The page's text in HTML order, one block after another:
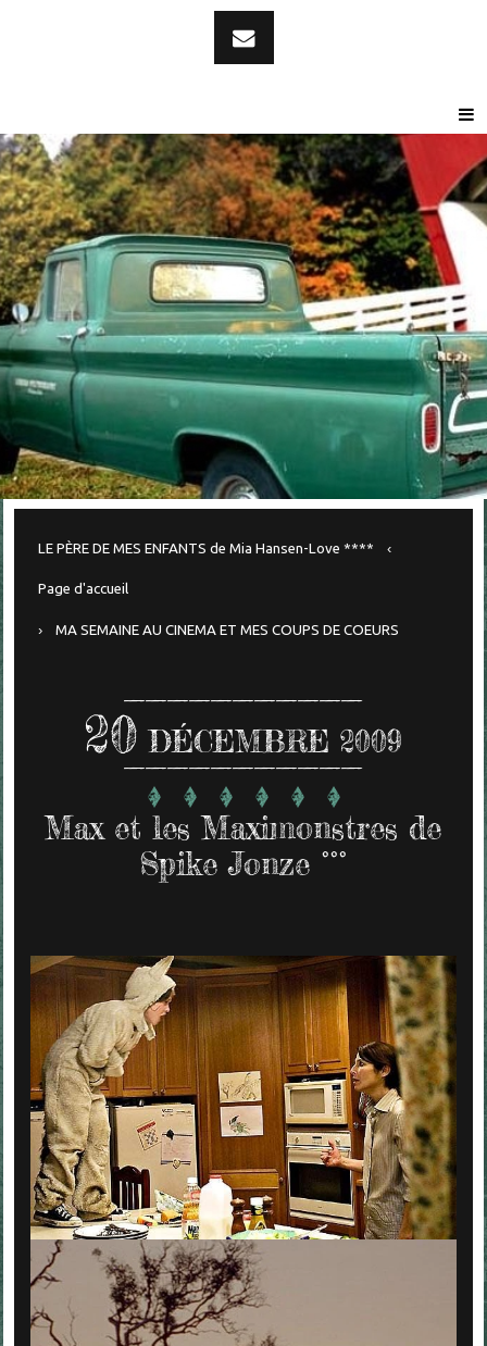
LE PÈRE DE MES ENFANTS de Mia Hansen-Love ****
Page d'accueil
MA SEMAINE AU CINEMA ET MES COUPS DE COEURS
20 DÉCEMBRE 2009
Max et les Maximonstres de
Spike Jonze °°°